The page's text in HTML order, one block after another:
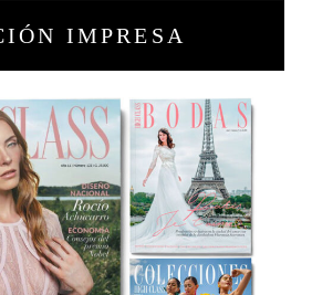
IMPRESA